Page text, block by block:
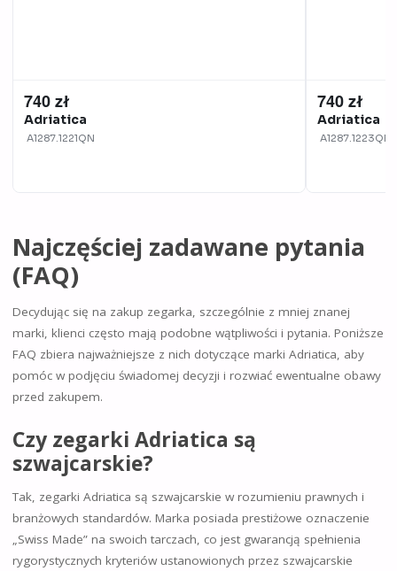
740 zł
Adriatica
A1287.1221QN
740 zł
Adriatica
A1287.1223QN
Najczęściej zadawane pytania
(FAQ)
Decydując się na zakup zegarka, szczególnie z mniej znanej
marki, klienci często mają podobne wątpliwości i pytania. Poniższe
FAQ zbiera najważniejsze z nich dotyczące marki Adriatica, aby
pomóc w podjęciu świadomej decyzji i rozwiać ewentualne obawy
przed zakupem.
Czy zegarki Adriatica są
szwajcarskie?
Tak, zegarki Adriatica są szwajcarskie w rozumieniu prawnych i
branżowych standardów. Marka posiada prestiżowe oznaczenie
„Swiss Made” na swoich tarczach, co jest gwarancją spełnienia
rygorystycznych kryteriów ustanowionych przez szwajcarskie